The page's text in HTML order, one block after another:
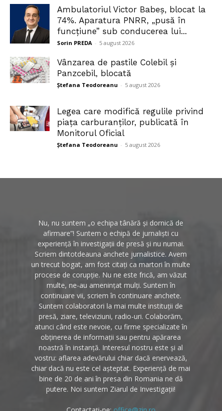
Ambulatoriul Victor Babeș, blocat la
74%. Aparatura PNRR, „pusă în
funcțiune” sub conducerea lui...
Sorin PREDA - 5 august 2026
Vânzarea de pastile Colebil și
Panzcebil, blocată
Ștefana Teodoreanu - 5 august 2026
Legea care modifică regulile privind
piața carburanților, publicată în
Monitorul Oficial
Ștefana Teodoreanu - 5 august 2026
Nu, nu suntem „o echipa tânără și dornică de
afirmare”! Suntem o echipă de jurnaliști cu
experiență în investigații de presă și nu numai.
Scriem dintotdeauna anchete jurnalistice. Avem
un trecut bogat, am fost citați ca martori în multe
procese de corupție. Nu ne este frică, am văzut
multe, ne-au amenințat mulți. Suntem în
continuare vii, scriem în continuare anchete.
Suntem colaboratori la mai multe instituții de
presă, ziare, televiziuni, radio-uri. Colaborăm,
atunci când este nevoie, cu firme specializate în
obținerea de informații sau pentru apărarea
noastră în instanță. Interesul nostru este și al
vostru: aflarea adevărului chiar dacă enervează,
chiar dacă nu este cel așteptat. Experiență de mai
bine de 20 de ani în presa din Romania ne dă
putere. Noi suntem Ziarul de Investigații!